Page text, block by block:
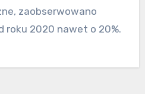
zaobserwowano
roku 2020 nawet o 20%.